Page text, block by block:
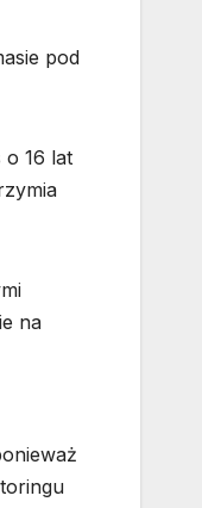
pod
o 16 lat
na